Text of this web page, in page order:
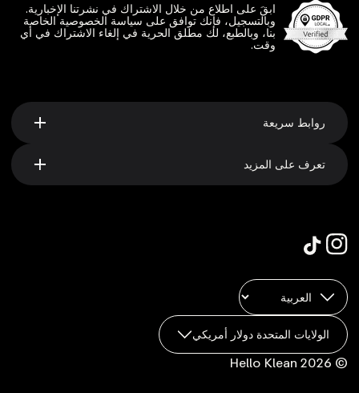
ابقَ على اطلاع من خلال الاشتراك في نشرتنا الإخبارية.
وبالتسجيل، فإنك توافق على سياسة الخصوصية الخاصة
بنا، وبالطبع، لك مطلق الحرية في إلغاء الاشتراك في أي
وقت.
روابط سريعة
تعرف على المزيد
الولايات المتحدة دولار أمريكي
© 2026 Hello Klean